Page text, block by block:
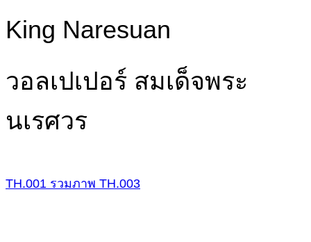
King Naresuan
วอลเปเปอร์ สมเด็จพระ
นเรศวร
TH.001 รวมภาพ TH.003